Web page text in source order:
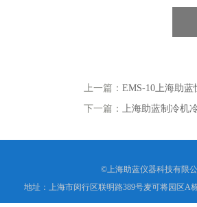
上一篇： EMS-10上海助
下一篇： 上海助蓝制冷机
©上海助蓝仪器科技有限
地址：上海市闵行区联明路389号麦可将园区A